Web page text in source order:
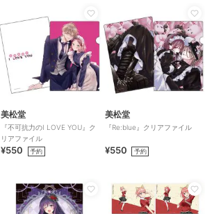
美松堂
『不可抗力のI LOVE YOU』ク
リアファイル
¥550 予約
美松堂
『Re:blue』クリアファイル
¥550 予約